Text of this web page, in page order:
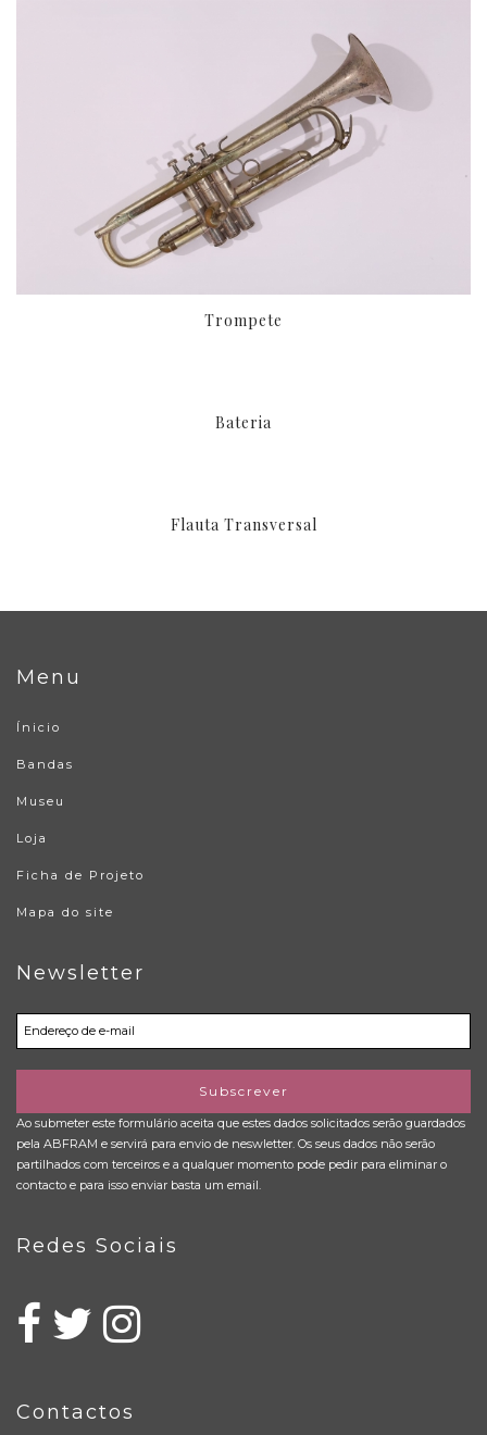
Trompete
Bateria
Flauta Transversal
Menu
Ínicio
Bandas
Museu
Loja
Ficha de Projeto
Mapa do site
Newsletter
Subscrever
Ao submeter este formulário aceita que estes dados solicitados serão guardados
pela ABFRAM e servirá para envio de neswletter. Os seus dados não serão
partilhados com terceiros e a qualquer momento pode pedir para eliminar o
contacto e para isso enviar basta um email.
Redes Sociais
Contactos